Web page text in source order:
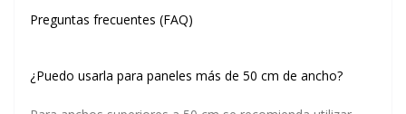
Preguntas frecuentes (FAQ)
¿Puedo usarla para paneles más de 50 cm de ancho?